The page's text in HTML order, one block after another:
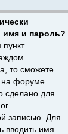
имя и пароль?
то сможете
на форуме
сделано для
записью. Для
вводить имя